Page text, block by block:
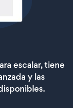
escalar, tiene
y las